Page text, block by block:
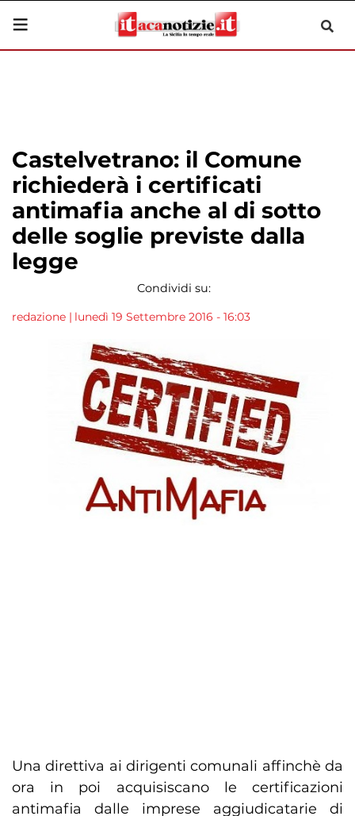
Castelvetrano: il Comune
richiederà i certificati
antimafia anche al di sotto
delle soglie previste dalla
legge
Condividi su:
redazione | lunedì 19 Settembre 2016 - 16:03
Una direttiva ai dirigenti comunali affinchè da
ora in poi acquisiscano le certificazioni
antimafia dalle imprese aggiudicatarie di